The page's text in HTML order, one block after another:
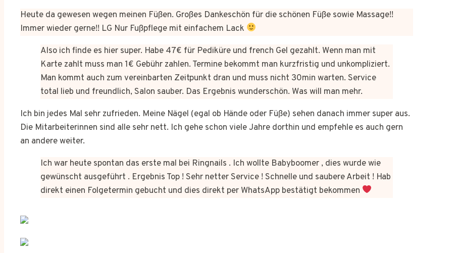
Heute da gewesen wegen meinen Füßen. Großes Dankeschön für die schönen Füße sowie Massage!!
Immer wieder gerne!! LG Nur Fußpflege mit einfachem Lack
Also ich finde es hier super. Habe 47€ für Pediküre und french Gel gezahlt. Wenn man mit
Karte zahlt muss man 1€ Gebühr zahlen. Termine bekommt man kurzfristig und unkompliziert.
Man kommt auch zum vereinbarten Zeitpunkt dran und muss nicht 30min warten. Service
total lieb und freundlich, Salon sauber. Das Ergebnis wunderschön. Was will man mehr.
Ich bin jedes Mal sehr zufrieden. Meine Nägel (egal ob Hände oder Füße) sehen danach immer super aus.
Die Mitarbeiterinnen sind alle sehr nett. Ich gehe schon viele Jahre dorthin und empfehle es auch gern
an andere weiter.
Ich war heute spontan das erste mal bei Ringnails . Ich wollte Babyboomer , dies wurde wie
gewünscht ausgeführt . Ergebnis Top ! Sehr netter Service ! Schnelle und saubere Arbeit ! Hab
direkt einen Folgetermin gebucht und dies direkt per WhatsApp bestätigt bekommen